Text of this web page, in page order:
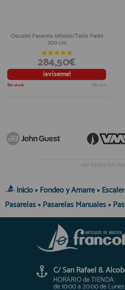
Osculati Pasarela Inflable/Tabla Padel
200 cm
284,50€
¡avíseme!
Sin stock IVA incl.
ver todas las
Inicio»Fondeo y Amarre»
Pasarelas»Pasarelas Manuales»
C/ San Rafael 8.
HORARIO de TIENDA:
de 10:00 a 20:00 de